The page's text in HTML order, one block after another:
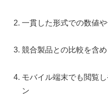
一貫した形式での数値
競合製品との比較を含め
モバイル端末でも閲覧
ン